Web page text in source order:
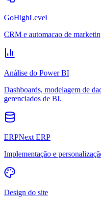
GoHighLevel
CRM e automacao de
Análise do Power BI
Dashboards, modelagem de
gerenciados de BI.
ERPNext ERP
Implementação e
Design do site